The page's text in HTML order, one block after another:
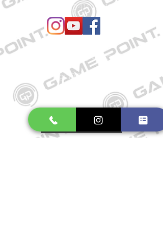
Telefon:04141 531687
Impressum
Mo. bis Fr.: 10:00 - 18:30 Uhr
Samstag: 10:00 - 17:00 Uhr
So.: Geschlossen